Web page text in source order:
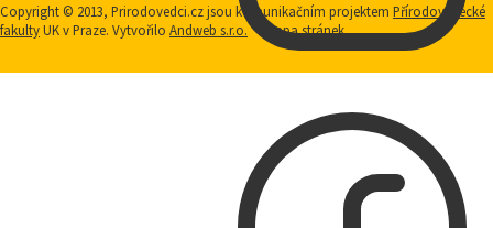
Copyright © 2013, Prirodovedci.cz jsou komunikačním projektem Přírodovědecké
fakultyUK v Praze. Vytvořilo Andweb s.r.o. Mapa stránek